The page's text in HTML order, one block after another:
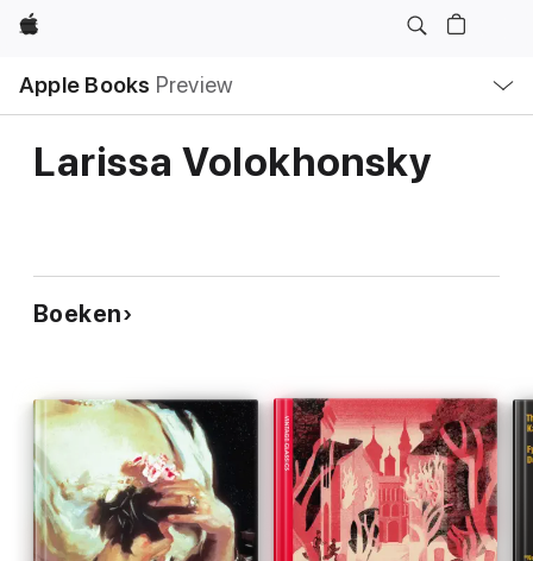
Apple
Apple Books Preview
lokaal
navigatiemenu
Larissa Volokhonsky
Boeken